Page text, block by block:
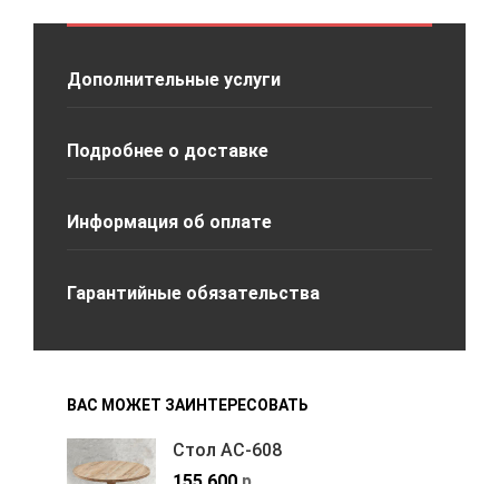
Дополнительные услуги
Подробнее о доставке
Информация об оплате
Гарантийные обязательства
ВАС МОЖЕТ ЗАИНТЕРЕСОВАТЬ
Стол АС-608